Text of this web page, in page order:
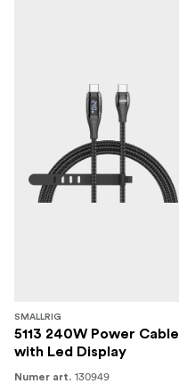
SMALLRIG
5113 240W Power Cable
with Led Display
Numer art. 130949